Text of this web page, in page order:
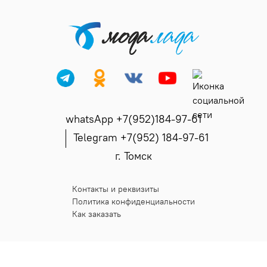
whatsApp +7(952)184-97-61
Telegram +7(952) 184-97-61
г. Томск
Контакты и реквизиты
Политика конфиденциальности
Как заказать